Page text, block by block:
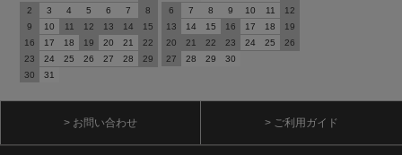
2
3 4 5 6 7
8
9
10 11 12 13 14
15
16
17 18 19 20 21
22
23
24 25 26 27 28
29
30
31
6
7 8 9 10 11
12
13
14 15 16 17 18
19
20
21 22 23 24 25
26
27
28 29 30
> お問い合わせ > ご利用ガイド